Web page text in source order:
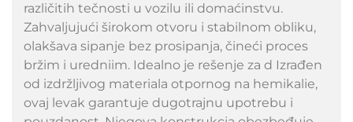
različitih tečnosti u vozilu ili domaćinstvu.
Zahvaljujući širokom otvoru i stabilnom obliku,
olakšava sipanje bez prosipanja, čineći proces
bržim i uredniim. Idealno je rešenje za d Izrađen
od izdržljivog materiala otpornog na hemikalie,
ovaj levak garantuje dugotrajnu upotrebu i